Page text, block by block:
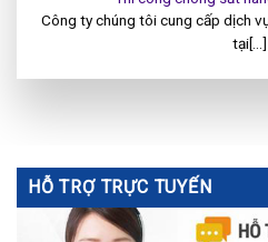
Công ty chúng tôi cung cấp dịch
tại[...]
HỖ TRỢ TRỰC TUYẾN